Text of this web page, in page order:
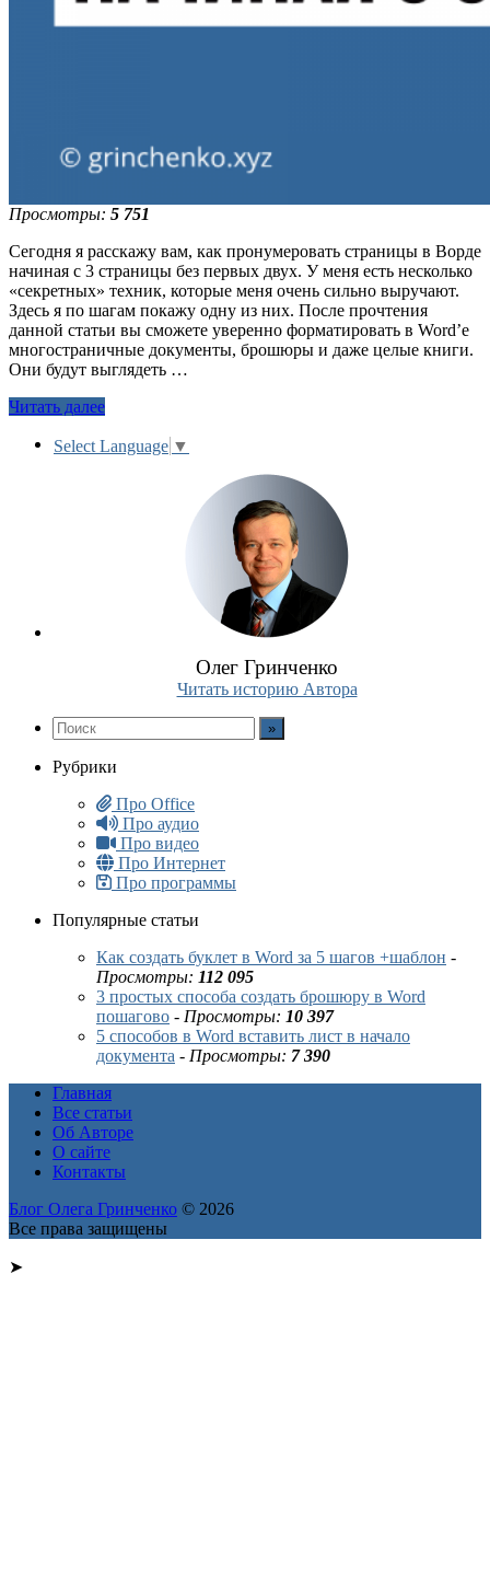
Просмотры: 5 751
Сегодня я расскажу вам, как пронумеровать страницы в Ворде
начиная с 3 страницы без первых двух. У меня есть несколько
«секретных» техник, которые меня очень сильно выручают.
Здесь я по шагам покажу одну из них. После прочтения
данной статьи вы сможете уверенно форматировать в Word’е
многостраничные документы, брошюры и даже целые книги.
Они будут выглядеть …
Читать далее
Select Language ▼
Олег Гринченко
Читать историю Автора
Рубрики
Про Office
Про аудио
Про видео
Про Интернет
Про программы
Популярные статьи
Как создать буклет в Word за 5 шагов +шаблон -
Просмотры: 112 095
3 простых способа создать брошюру в Word
пошагово - Просмотры: 10 397
5 способов в Word вставить лист в начало
документа - Просмотры: 7 390
Главная
Все статьи
Об Авторе
О сайте
Контакты
Блог Олега Гринченко © 2026
Все права защищены
➤